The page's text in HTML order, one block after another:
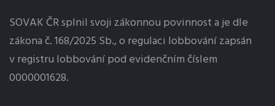
SOVAK ČR splnil svoji zákonnou povinnost a je dle
zákona č. 168/2025 Sb., o regulaci lobbovánízapsán
v registru lobbování pod evidenčním číslem
0000001628.